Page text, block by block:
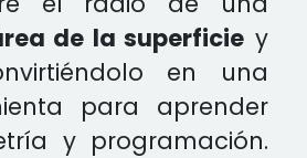
de la superficie y
en una
para aprender
y programación.